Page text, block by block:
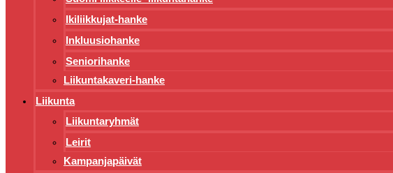
Ikiliikkujat-hanke
Inkluusiohanke
Seniorihanke
Liikuntakaveri-hanke
Liikunta
Liikuntaryhmät
Leirit
Kampanjapäivät